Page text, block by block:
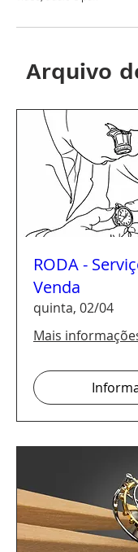
Arquivo
RODA -
Venda
quinta, 02/04
Mais